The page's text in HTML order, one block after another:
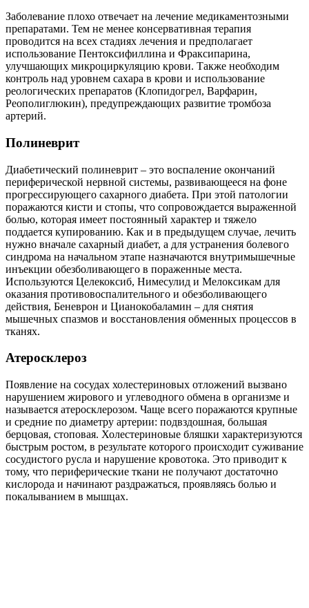
Заболевание плохо отвечает на лечение медикаментозными
препаратами. Тем не менее консервативная терапия
проводится на всех стадиях лечения и предполагает
использование Пентоксифиллина и Фраксипарина,
улучшающих микроциркуляцию крови. Также необходим
контроль над уровнем сахара в крови и использование
реологических препаратов (Клопидогрел, Варфарин,
Реополиглюкин), предупреждающих развитие тромбоза
артерий.
Полиневрит
Диабетический полиневрит – это воспаление окончаний
периферической нервной системы, развивающееся на фоне
прогрессирующего сахарного диабета. При этой патологии
поражаются кисти и стопы, что сопровождается выраженной
болью, которая имеет постоянный характер и тяжело
поддается купированию. Как и в предыдущем случае, лечить
нужно вначале сахарный диабет, а для устранения болевого
синдрома на начальном этапе назначаются внутримышечные
инъекции обезболивающего в пораженные места.
Используются Целекоксиб, Нимесулид и Мелоксикам для
оказания противовоспалительного и обезболивающего
действия, Беневрон и Цианокобаламин – для снятия
мышечных спазмов и восстановления обменных процессов в
тканях.
Атеросклероз
Появление на сосудах холестериновых отложений вызвано
нарушением жирового и углеводного обмена в организме и
называется атеросклерозом. Чаще всего поражаются крупные
и средние по диаметру артерии: подвздошная, большая
берцовая, стоповая. Холестериновые бляшки характеризуются
быстрым ростом, в результате которого происходит суживание
сосудистого русла и нарушение кровотока. Это приводит к
тому, что периферические ткани не получают достаточно
кислорода и начинают раздражаться, проявляясь болью и
покалыванием в мышцах.